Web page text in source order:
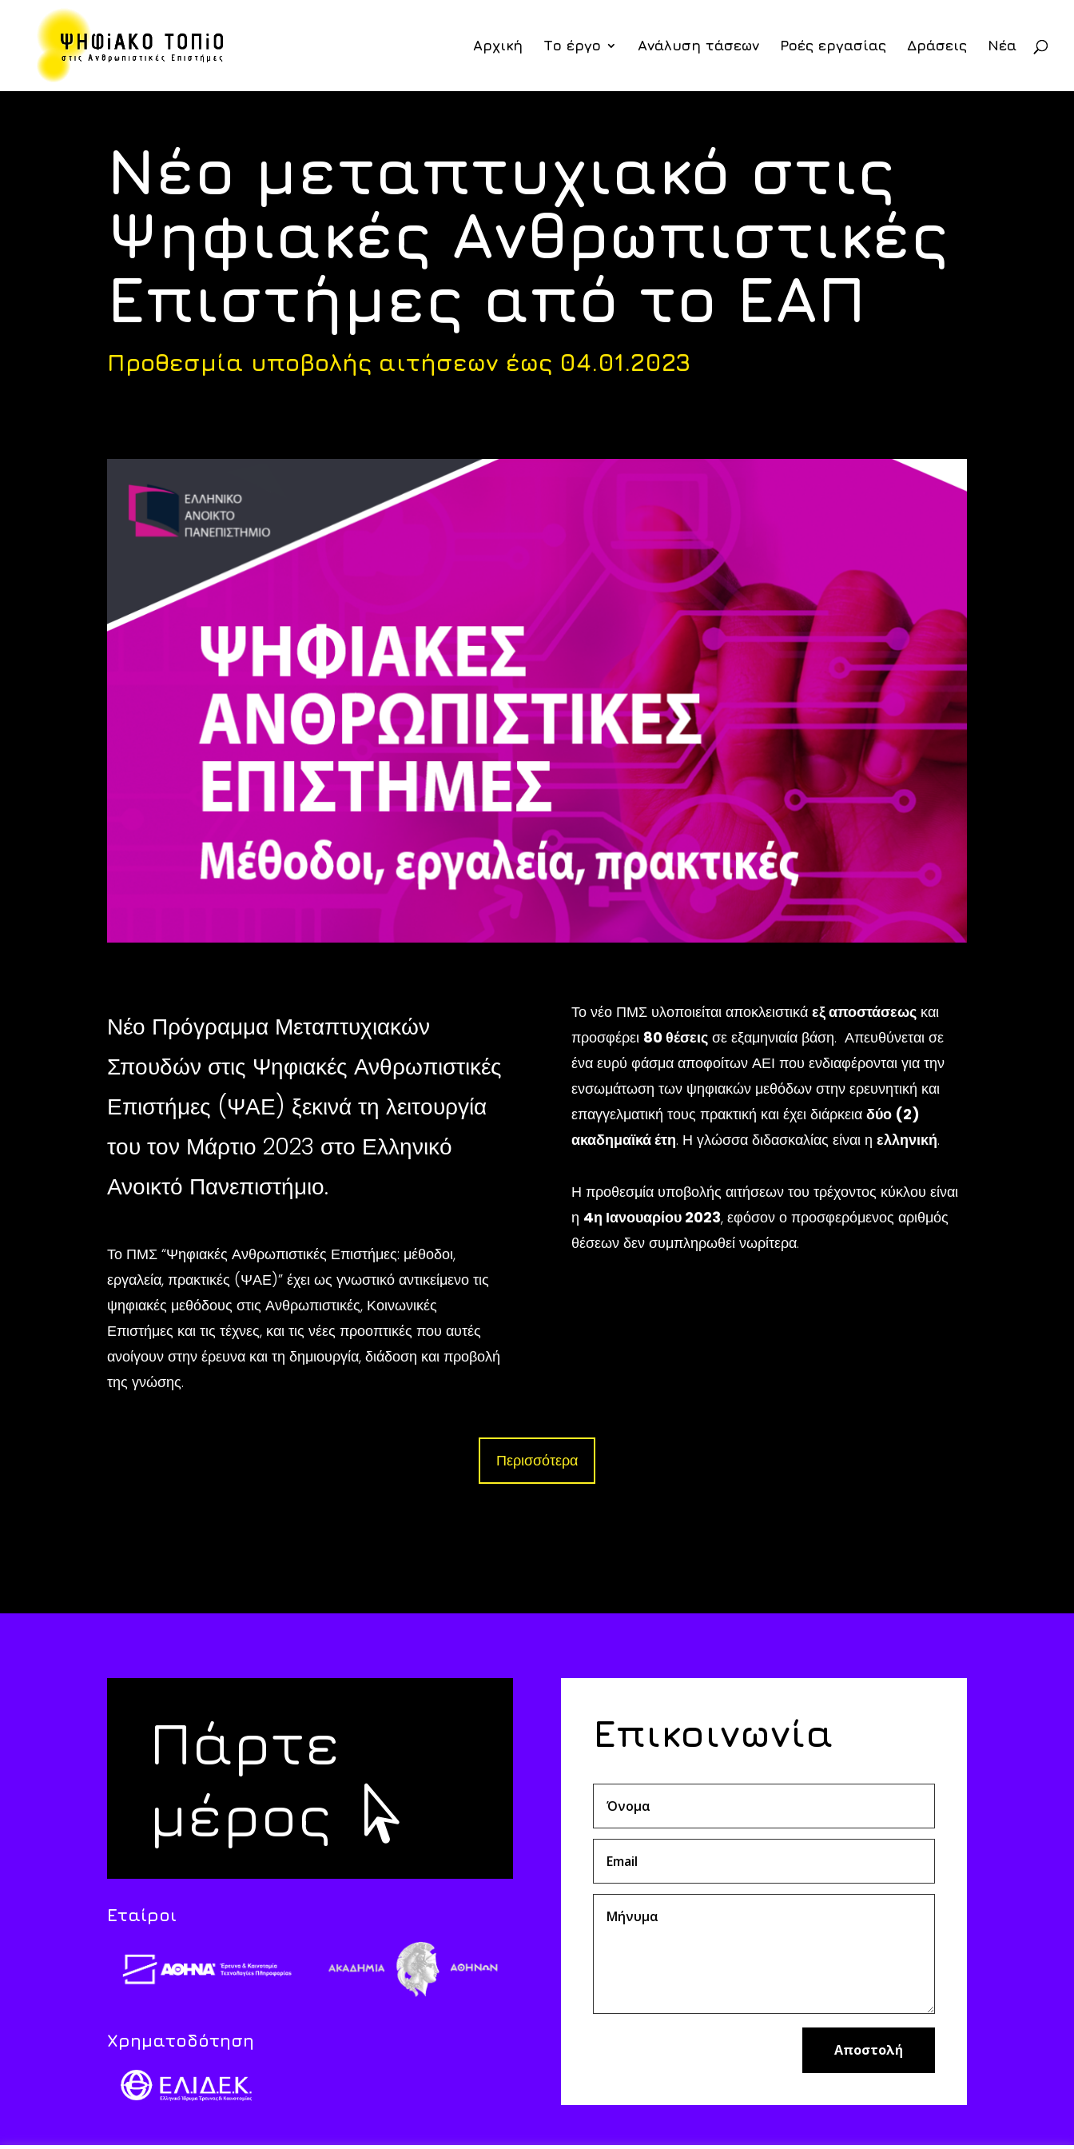
Αρχική Το έργο Ανάλυση τάσεων Ροές εργασίας Δράσεις Νέα
Νέο μεταπτυχιακό στις
Ψηφιακές Ανθρωπιστικές
Επιστήμες από το ΕΑΠ
Προθεσμία υποβολής αιτήσεων έως 04.01.2023
Νέο Πρόγραμμα Μεταπτυχιακών
Σπουδών στις Ψηφιακές Ανθρωπιστικές
Επιστήμες (ΨΑΕ) ξεκινά τη λειτουργία
του τον Μάρτιο 2023 στο Ελληνικό
Ανοικτό Πανεπιστήμιο.
Το ΠΜΣ “Ψηφιακές Ανθρωπιστικές Επιστήμες: μέθοδοι,
εργαλεία, πρακτικές (ΨΑΕ)” έχει ως γνωστικό αντικείμενοτις
ψηφιακές μεθόδους στις Ανθρωπιστικές, Κοινωνικές
Επιστήμες και τις τέχνες, και τις νέες προοπτικές που αυτές
ανοίγουν στην έρευνα και τη δημιουργία, διάδοση και προβολή
της γνώσης.
Το νέο ΠΜΣ υλοποιείται αποκλειστικά εξ αποστάσεωςκαι
προσφέρει 80 θέσεις σε εξαμηνιαία βάση. Απευθύνεται σε
ένα ευρύ φάσμα αποφοίτων ΑΕΙ που ενδιαφέρονται για την
ενσωμάτωση των ψηφιακών μεθόδων στην ερευνητική και
επαγγελματική τους πρακτική και έχει διάρκεια δύο (2)
ακαδημαϊκά έτη. Η γλώσσα διδασκαλίας είναι η ελληνική.
Η προθεσμία υποβολής αιτήσεων του τρέχοντος κύκλου είναι
η 4η Ιανουαρίου 2023, εφόσον ο προσφερόμενος αριθμός
θέσεων δεν συμπληρωθεί νωρίτερα.
Περισσότερα
Πάρτε
μέρος
Εταίροι
Χρηματοδότηση
Επικοινωνία
Αποστολή